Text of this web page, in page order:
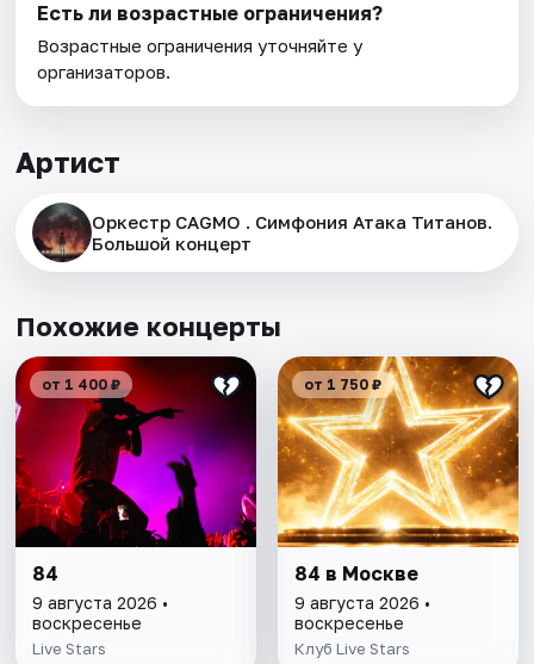
Есть ли возрастные ограничения?
Возрастные ограничения уточняйте у
организаторов.
Артист
Оркестр CAGMO . Симфония Атака Титанов.
Большой концерт
Похожие концерты
от 1 400 ₽
84
9 августа 2026 •
воскресенье
Live Stars
от 1 750 ₽
84 в Москве
9 августа 2026 •
воскресенье
Клуб Live Stars